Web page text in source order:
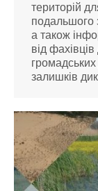
територій
подальшого
а також
від
залишків